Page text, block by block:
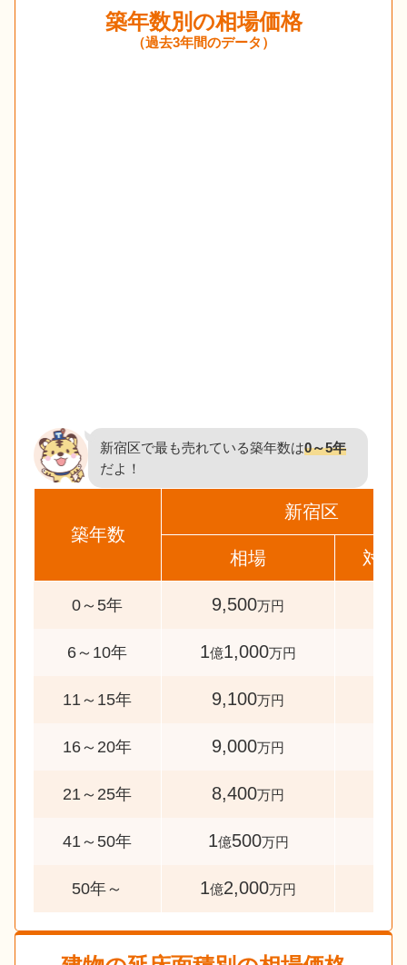
築年数別の相場価格
（過去3年間のデータ）
新宿区で最も売れている築年数は0～5年
だよ！
築年数
新宿区
相場 対象
0～5年 9,500万円
6～10年 1億1,000万円
11～15年 9,100万円
16～20年 9,000万円
21～25年 8,400万円
41～50年 1億500万円
50年～ 1億2,000万円